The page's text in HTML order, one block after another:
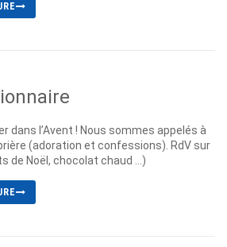
dans l’Avent ! Nous sommes appelés à
(adoration et confessions). RdV sur
de Noël, chocolat chaud …)